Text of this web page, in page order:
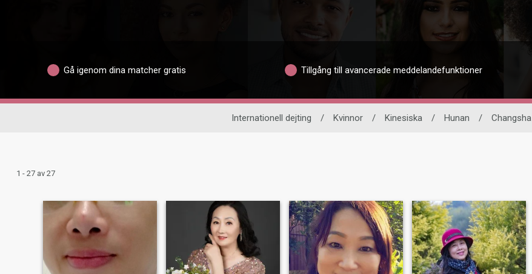
Gå igenom dina matcher gratis Tillgång till avancerade meddelandefunktioner
Internationell dejting / Kvinnor / Kinesiska / Hunan / Changsha
1 - 27 av 27